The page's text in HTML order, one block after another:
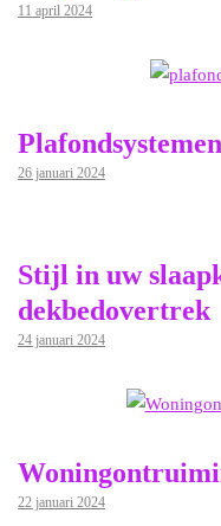
11 april 2024
26 januari 2024
Stijl in uw
dekbedovertrek
24 januari 2024
22 januari 2024